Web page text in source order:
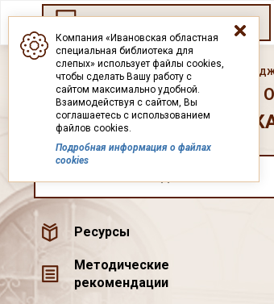
Компания «Ивановская областная
специальная библиотека для
слепых» использует файлы cookies,
чтобы сделать Вашу работу с
сайтом максимально удобной.
Взаимодействуя с сайтом, Вы
соглашаетесь с использованием
файлов cookies.
Подробная информация о файлах
cookies
Переход на старый сайт
ГОСУДАРСТВЕННОЕ
ИВАНОВСКАЯ
Ресурсы
Методические
рекомендации